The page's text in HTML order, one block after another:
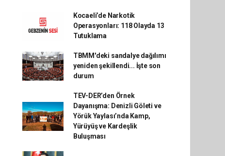
Kocaeli’de Narkotik
Operasyonları: 118 Olayda 13
Tutuklama
TBMM'deki sandalye dağılımı
yeniden şekillendi... İşte son
durum
TEV-DER’den Örnek
Dayanışma: Denizli Göleti ve
Yörük Yaylası’nda Kamp,
Yürüyüş ve Kardeşlik
Buluşması